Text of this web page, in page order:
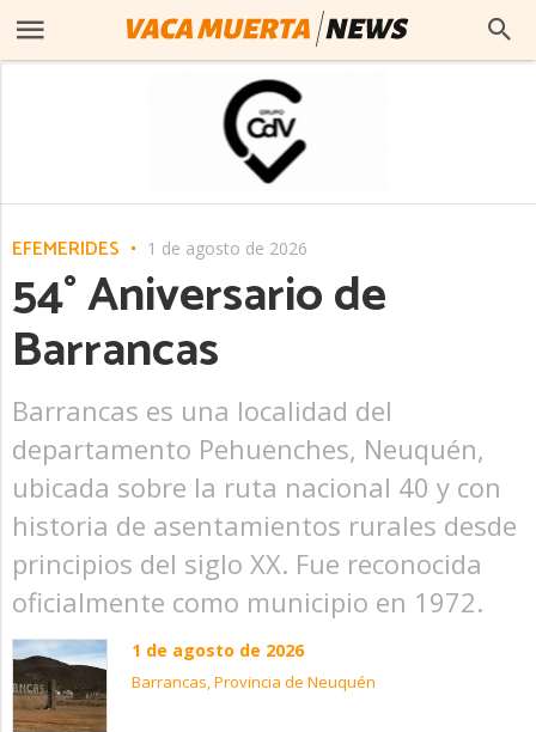
EFEMERIDES 1 de agosto de 2026
54° Aniversario de
Barrancas
Barrancas es una localidad del
departamento Pehuenches, Neuquén,
ubicada sobre la ruta nacional 40 y con
historia de asentamientos rurales desde
principios del siglo XX. Fue reconocida
oficialmente como municipio en 1972.
1 de agosto de 2026
Barrancas, Provincia de Neuquén